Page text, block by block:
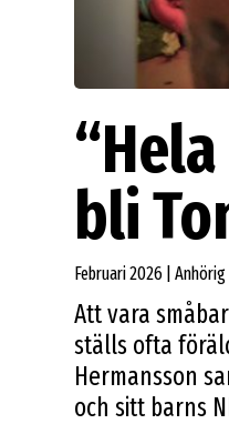
bli
Februari 2026 | Anhörig
Att vara
ställs ofta
Hermansson
och sitt barns